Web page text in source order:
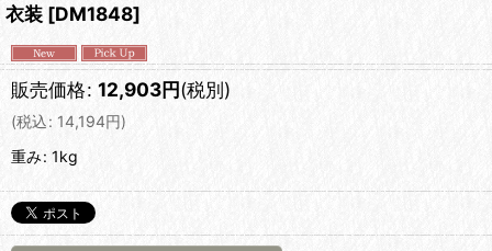
衣装 [DM1848]
販売価格: 12,903円(税別)
(税込: 14,194円)
重み: 1kg